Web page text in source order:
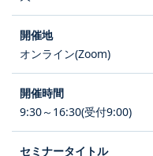
オンライン(Zoom)
9:30～16:30(受付9:00)